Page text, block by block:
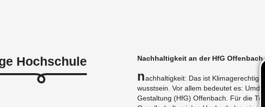
Hochschule Nach­hal­tig­keit an der HfG Of­fen­bach
Nach­hal­tig­keit: Das ist
wusst­sein. Vor allem be­deu­tet es:
Ge­stal­tung (HfG) Of­fen­bach. Für die